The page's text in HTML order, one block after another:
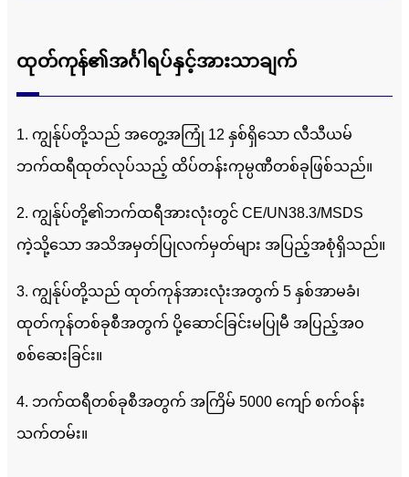
ထုတ်ကုန်၏အင်္ဂါရပ်နှင့်အားသာချက်
1. ကျွန်ုပ်တို့သည် အတွေ့အကြုံ 12 နှစ်ရှိသော လီသီယမ်
ဘက်ထရီထုတ်လုပ်သည့် ထိပ်တန်းကုမ္ပဏီတစ်ခုဖြစ်သည်။
2. ကျွန်ုပ်တို့၏ဘက်ထရီအားလုံးတွင် CE/UN38.3/MSDS
ကဲ့သို့သော အသိအမှတ်ပြုလက်မှတ်များ အပြည့်အစုံရှိသည်။
3. ကျွန်ုပ်တို့သည် ထုတ်ကုန်အားလုံးအတွက် 5 နှစ်အာမခံ၊
ထုတ်ကုန်တစ်ခုစီအတွက် ပို့ဆောင်ခြင်းမပြုမီ အပြည့်အဝ
စစ်ဆေးခြင်း။
4. ဘက်ထရီတစ်ခုစီအတွက် အကြိမ် 5000 ကျော် စက်ဝန်း
သက်တမ်း။